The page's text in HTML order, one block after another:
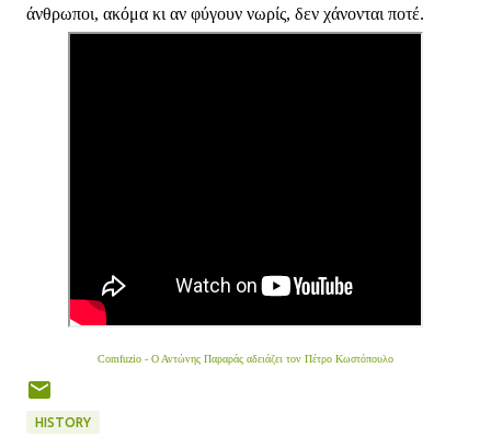
άνθρωποι, ακόμα κι αν φύγουν νωρίς, δεν χάνονται ποτέ.
Comfuzio - Ο Αντώνης Παραράς αδειάζει τον Πέτρο Κωστόπουλο
HISTORY